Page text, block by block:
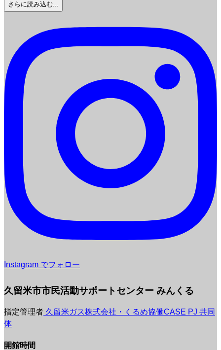
さらに読み込む...
Instagram でフォロー
久留米市市民活動サポートセンター みんくる
指定管理者 久留米ガス株式会社・くるめ協働CASE PJ 共同
体
開館時間